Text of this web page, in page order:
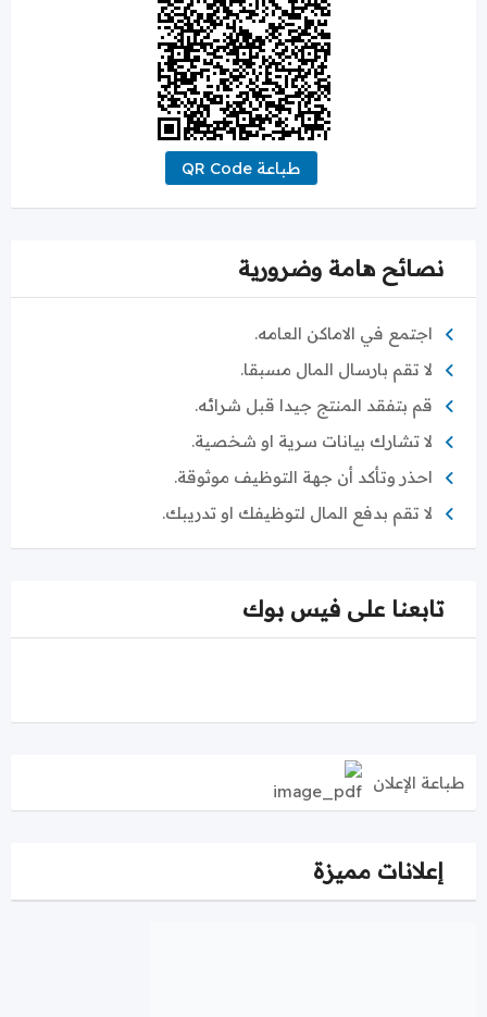
طباعة QR Code
نصائح هامة وضرورية
اجتمع في الاماكن العامه.
لا تقم بارسال المال مسبقا.
قم بتفقد المنتج جيدا قبل شرائه.
لا تشارك بيانات سرية او شخصية.
احذر وتأكد أن جهة التوظيف موثوقة.
لا تقم بدفع المال لتوظيفك او تدريبك.
تابعنا على فيس بوك
طباعة الإعلان
إعلانات مميزة